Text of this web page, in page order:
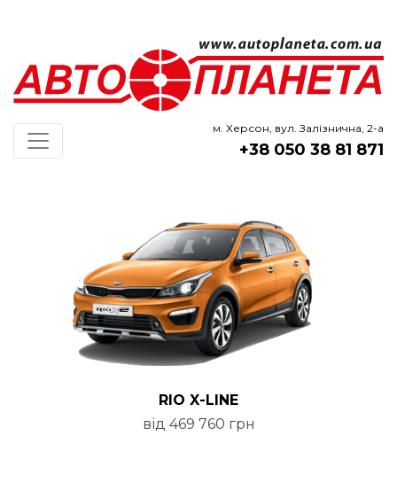
м. Херсон, вул. Залізнична, 2-а
+38 050 38 81 871
RIO X-LINE
від 469 760 грн